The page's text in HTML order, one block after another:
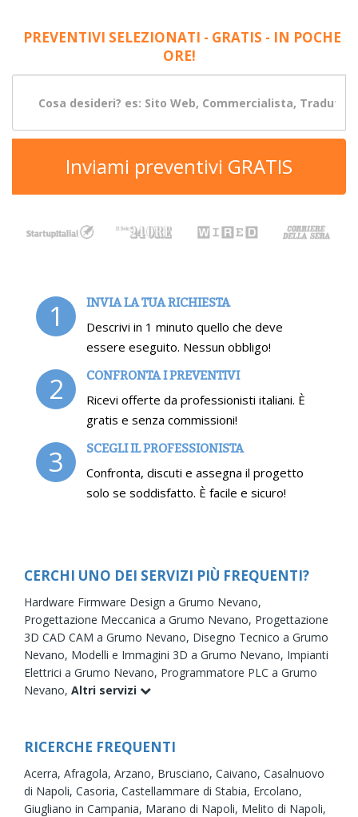
PREVENTIVI SELEZIONATI - GRATIS - IN POCHE
ORE!
Inviami preventivi GRATIS
1 INVIA LA TUA RICHIESTA
Descrivi in 1 minuto quello che deve
essere eseguito. Nessun obbligo!
2 CONFRONTA I PREVENTIVI
Ricevi offerte da professionisti italiani. È
gratis e senza commissioni!
3 SCEGLI IL PROFESSIONISTA
Confronta, discuti e assegna il progetto
solo se soddisfatto. È facile e sicuro!
CERCHI UNO DEI SERVIZI PIÙ FREQUENTI?
Hardware Firmware Design a Grumo Nevano,
Progettazione Meccanica a Grumo Nevano, Progettazione
3D CAD CAM a Grumo Nevano, Disegno Tecnico a Grumo
Nevano, Modelli e Immagini 3D a Grumo Nevano, Impianti
Elettrici a Grumo Nevano, Programmatore PLC a Grumo
Nevano, Altri servizi
RICERCHE FREQUENTI
Acerra, Afragola, Arzano, Brusciano, Caivano, Casalnuovo
di Napoli, Casoria, Castellammare di Stabia, Ercolano,
Giugliano in Campania, Marano di Napoli, Melito di Napoli,